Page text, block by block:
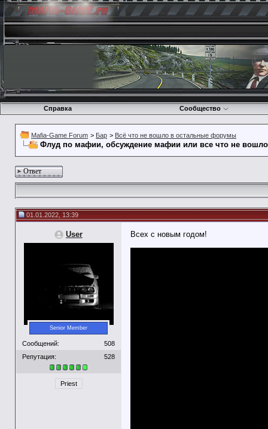
Справка Сообщество
Mafia-Game Forum > Бар > Всё что не вошло в остальные форумы
Флуд по мафии, обсуждение мафии или все что не
Ответ
01.01.2022, 13:39
User
Senior Member
Сообщений:
508
Репутация:
528
Priest
Всех с новым годом!